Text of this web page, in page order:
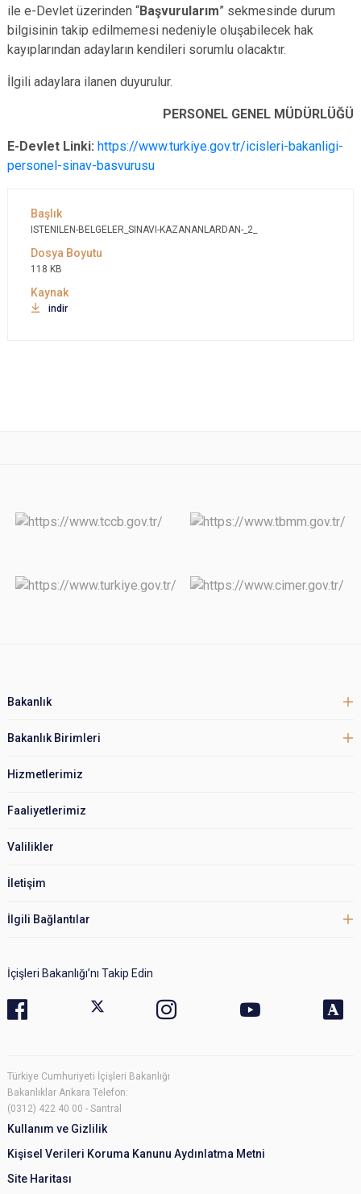
ile e-Devlet üzerinden “Başvurularım” sekmesinde durum
bilgisinin takip edilmemesi nedeniyle oluşabilecek hak
kayıplarından adayların kendileri sorumlu olacaktır.
İlgili adaylara ilanen duyurulur.
PERSONEL GENEL MÜDÜRLÜĞÜ
E-Devlet Linki: https://www.turkiye.gov.tr/icisleri-bakanligi-
personel-sinav-basvurusu
ISTENILEN-BELGELER_SINAVI-KAZANANLARDAN-_2_
118 KB
indir
Bakanlık
Bakanlık Birimleri
Hizmetlerimiz
Faaliyetlerimiz
Valilikler
İletişim
İlgili Bağlantılar
İçişleri Bakanlığı’nı Takip Edin
Türkiye Cumhuriyeti İçişleri Bakanlığı
Bakanlıklar Ankara Telefon:
(0312) 422 40 00 - Santral
Kullanım ve Gizlilik
Kişisel Verileri Koruma Kanunu Aydınlatma Metni
Site Haritası